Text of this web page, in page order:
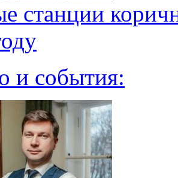
станции
и события: